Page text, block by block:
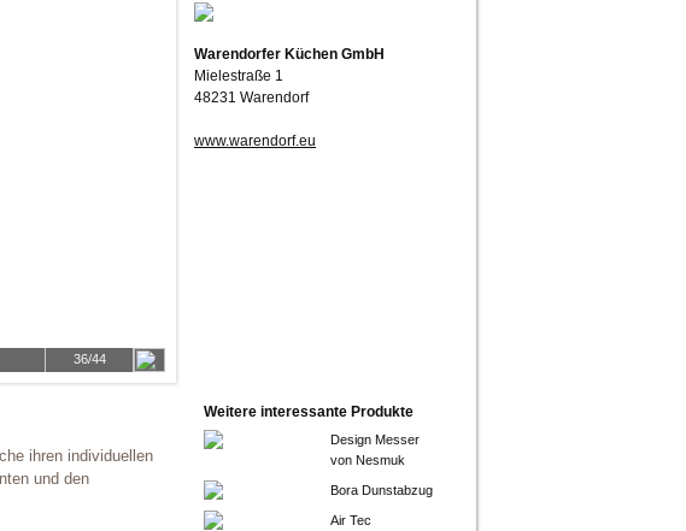
36/44
ihren individuellen
und den
Warendorfer Küchen GmbH
Mielestraße 1
48231 Warendorf
www.warendorf.eu
Weitere interessante Produkte
Design Messer
von Nesmuk
Bora Dunstabzug
Air Tec